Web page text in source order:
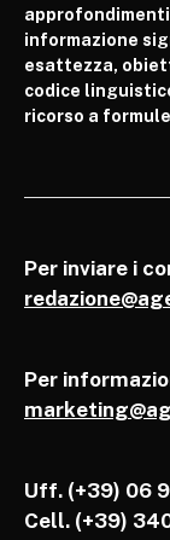
informazione
esattezza,
codice
ricorso a
Per inviare i
Per
Uff. (+39) 06
Cell. (+39)